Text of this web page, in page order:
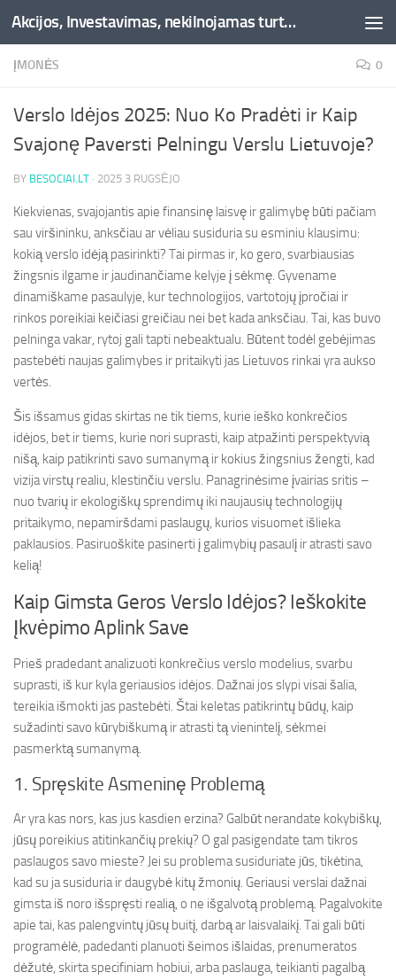
Skip to content Akcijos, Investavimas, nekilnojamas turtas, kriptovaliutos - Besociai.lt
ĮMONĖS 0
Verslo Idėjos 2025: Nuo Ko Pradėti ir Kaip
Svajonę Paversti Pelningu Verslu Lietuvoje?
BY BESOCIAI.LT · 2025 3 RUGSĖJO
Kiekvienas, svajojantis apie finansinę laisvę ir galimybę būti pačiam
sau viršininku, anksčiau ar vėliau susiduria su esminiu klausimu:
kokią verslo idėją pasirinkti? Tai pirmas ir, ko gero, svarbiausias
žingsnis ilgame ir jaudinančiame kelyje į sėkmę. Gyvename
dinamiškame pasaulyje, kur technologijos, vartotojų įpročiai ir
rinkos poreikiai keičiasi greičiau nei bet kada anksčiau. Tai, kas buvo
pelninga vakar, rytoj gali tapti nebeaktualu. Būtent todėl gebėjimas
pastebėti naujas galimybes ir pritaikyti jas Lietuvos rinkai yra aukso
vertės.
Šis išsamus gidas skirtas ne tik tiems, kurie ieško konkrečios
idėjos, bet ir tiems, kurie nori suprasti, kaip atpažinti perspektyvią
nišą, kaip patikrinti savo sumanymą ir kokius žingsnius žengti, kad
vizija virstų realiu, klestinčiu verslu. Panagrinėsime įvairias sritis –
nuo tvarių ir ekologiškų sprendimų iki naujausių technologijų
pritaikymo, nepamiršdami paslaugų, kurios visuomet išlieka
paklausios. Pasiruoškite pasinerti į galimybių pasaulį ir atrasti savo
kelią!
Kaip Gimsta Geros Verslo Idėjos? Ieškokite
Įkvėpimo Aplink Save
Prieš pradedant analizuoti konkrečius verslo modelius, svarbu
suprasti, iš kur kyla geriausios idėjos. Dažnai jos slypi visai šalia,
tereikia išmokti jas pastebėti. Štai keletas patikrintų būdų, kaip
sužadinti savo kūrybiškumą ir atrasti tą vienintelį, sėkmei
pasmerktą sumanymą.
1. Spręskite Asmeninę Problemą
Ar yra kas nors, kas jus kasdien erzina? Galbūt nerandate kokybiškų,
jūsų poreikius atitinkančių prekių? O gal pasigendate tam tikros
paslaugos savo mieste? Jei su problema susiduriate jūs, tikėtina,
kad su ja susiduria ir daugybė kitų žmonių. Geriausi verslai dažnai
gimsta iš noro išspręsti realią, o ne išgalvotą problemą. Pagalvokite
apie tai, kas palengvintų jūsų buitį, darbą ar laisvalaikį. Tai gali būti
programėlė, padedanti planuoti šeimos išlaidas, prenumeratos
dėžutė, skirta specifiniam hobiui, arba paslauga, teikianti pagalbą